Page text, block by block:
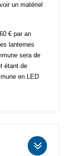
un matériel
€ par an
lanternes
sera de
étant de
en LED